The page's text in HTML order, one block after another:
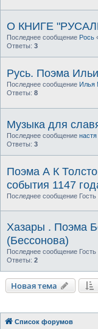
О КНИГЕ
Последнее сообщение Рось
Ответы: 3
Русь. Поэма
Последнее сообщение Илья
Ответы: 8
Музыка для
Последнее сообщение настя
Ответы: 3
Поэма А К
события 1147
Последнее сообщение Гость
Хазары . Поэма
(Бессонова)
Последнее сообщение Гость
Ответы: 2
Новая тема
Список форумов